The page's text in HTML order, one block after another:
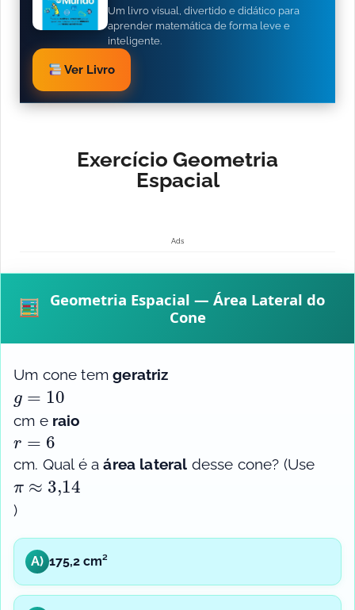
Um livro visual, divertido e didático para
aprender matemática de forma leve e
inteligente.
Ver Livro
Exercício Geometria
Espacial
Ads
Geometria Espacial — Área Lateral do
Cone
Um cone temgeratriz
g 10
cm e raio
r=6
cm. Qual é aárea lateral desse cone? (Use
π ≈3 ,14
)
A) 175,2 cm²